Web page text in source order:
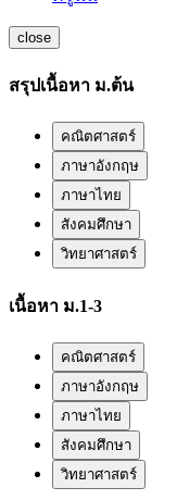
close
สรุปเนื้อหา ม.ต้น
คณิตศาสตร์
ภาษาอังกฤษ
ภาษาไทย
สังคมศึกษา
วิทยาศาสตร์
เนื้อหา ม.1-3
คณิตศาสตร์
ภาษาอังกฤษ
ภาษาไทย
สังคมศึกษา
วิทยาศาสตร์